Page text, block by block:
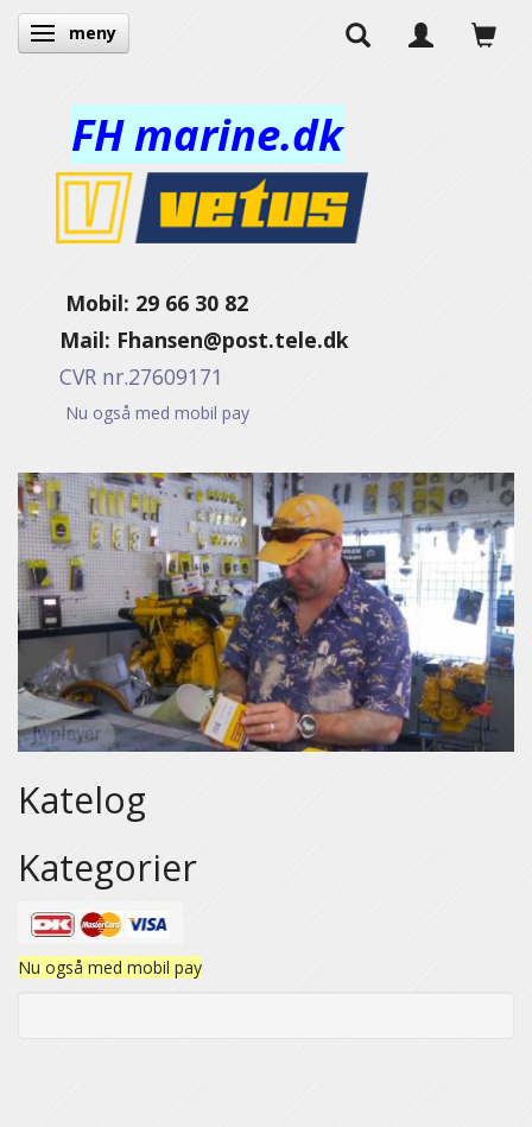
Ändra navigering
meny
FH marine.dk
Mobil: 29 66 30 82
Mail: Fhansen@post.tele.dk
CVR nr.27609171
Nu også med mobil pay
Katelog
Kategorier
Nu også med mobil pay